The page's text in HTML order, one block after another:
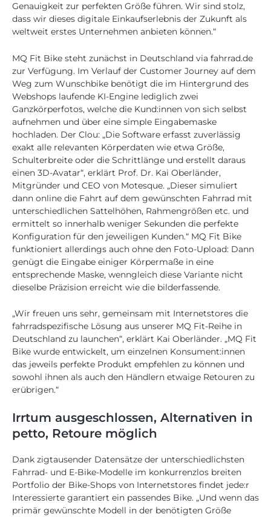
Genauigkeit zur perfekten Größe führen. Wir sind stolz,
dass wir dieses digitale Einkaufserlebnis der Zukunft als
weltweit erstes Unternehmen anbieten können.“
MQ Fit Bike steht zunächst in Deutschland via fahrrad.de
zur Verfügung. Im Verlauf der Customer Journey auf dem
Weg zum Wunschbike benötigt die im Hintergrund des
Webshops laufende KI-Engine lediglich zwei
Ganzkörperfotos, welche die Kund:innen von sich selbst
aufnehmen und über eine simple Eingabemaske
hochladen. Der Clou: „Die Software erfasst zuverlässig
exakt alle relevanten Körperdaten wie etwa Größe,
Schulterbreite oder die Schrittlänge und erstellt daraus
einen 3D-Avatar“, erklärt Prof. Dr. Kai Oberländer,
Mitgründer und CEO von Motesque. „Dieser simuliert
dann online die Fahrt auf dem gewünschten Fahrrad mit
unterschiedlichen Sattelhöhen, Rahmengrößen etc. und
ermittelt so innerhalb weniger Sekunden die perfekte
Konfiguration für den jeweiligen Kunden.“ MQ Fit Bike
funktioniert allerdings auch ohne den Foto-Upload: Dann
genügt die Eingabe einiger Körpermaße in eine
entsprechende Maske, wenngleich diese Variante nicht
dieselbe Präzision erreicht wie die bilderfassende.
„Wir freuen uns sehr, gemeinsam mit Internetstores die
fahrradspezifische Lösung aus unserer MQ Fit-Reihe in
Deutschland zu launchen“, erklärt Kai Oberländer. „MQ Fit
Bike wurde entwickelt, um einzelnen Konsument:innen
das jeweils perfekte Produkt empfehlen zu können und
sowohl ihnen als auch den Händlern etwaige Retouren zu
erübrigen.“
Irrtum ausgeschlossen, Alternativen in
petto, Retoure möglich
Dank zigtausender Datensätze der unterschiedlichsten
Fahrrad- und E-Bike-Modelle im konkurrenzlos breiten
Portfolio der Bike-Shops von Internetstores findet jede:r
Interessierte garantiert ein passendes Bike. „Und wenn das
primär gewünschte Modell in der benötigten Größe